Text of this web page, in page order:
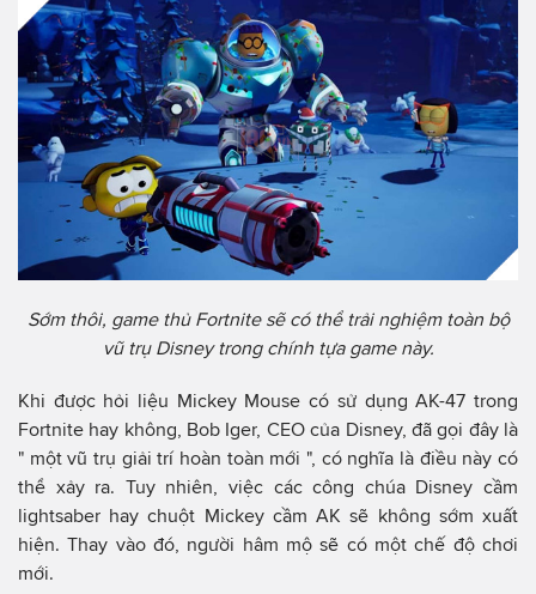
Sớm thôi, game thủ Fortnite sẽ có thể trải nghiệm toàn bộ
vũ trụ Disney trong chính tựa game này.
Khi được hỏi liệu Mickey Mouse có sử dụng AK-47 trong
Fortnite hay không, Bob Iger, CEO của Disney, đã gọi đây là
" một vũ trụ giải trí hoàn toàn mới ", có nghĩa là điều này có
thể xảy ra. Tuy nhiên, việc các công chúa Disney cầm
lightsaber hay chuột Mickey cầm AK sẽ không sớm xuất
hiện. Thay vào đó, người hâm mộ sẽ có một chế độ chơi
mới.